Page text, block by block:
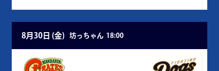
8月30日 (金) 坊っちゃん 18:00